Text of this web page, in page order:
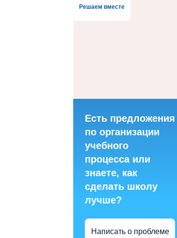
Решаем вместе
Есть предложения
по организации
учебного
процесса или
знаете, как
сделать школу
лучше?
Написать о проблеме